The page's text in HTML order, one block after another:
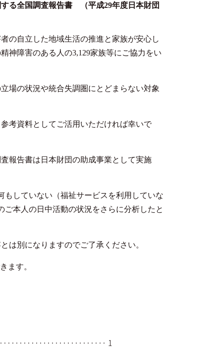
する全国調査報告書
（平成29年度日本財団
の自立した地域生活の推進と家族が安心し
神障害のある人の3,129家族等にご協力をい
場の状況や統合失調圏にとどまらない対象
考資料としてご活用いただければ幸いで
報告書は日本財団の助成事業として実施
もしていない（福祉サービスを利用していな
本人の日中活動の状況をさらに分析したと
は別になりますのでご了承ください。
ます。
1